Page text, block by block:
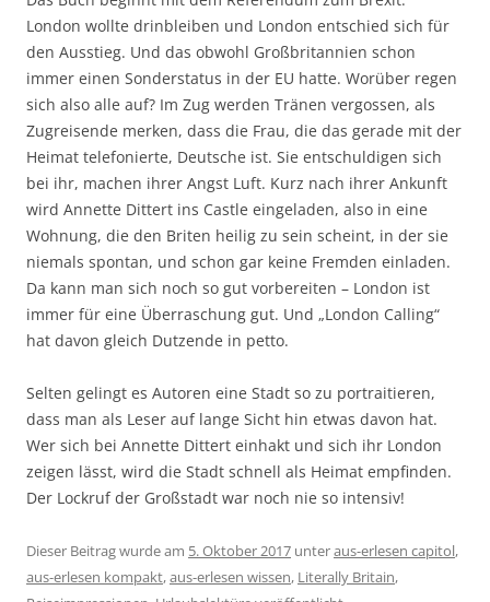
London wollte drinbleiben und London entschied sich für
den Ausstieg. Und das obwohl Großbritannien schon
immer einen Sonderstatus in der EU hatte. Worüber regen
sich also alle auf? Im Zug werden Tränen vergossen, als
Zugreisende merken, dass die Frau, die das gerade mit der
Heimat telefonierte, Deutsche ist. Sie entschuldigen sich
bei ihr, machen ihrer Angst Luft. Kurz nach ihrer Ankunft
wird Annette Dittert ins Castle eingeladen, also in eine
Wohnung, die den Briten heilig zu sein scheint, in der sie
niemals spontan, und schon gar keine Fremden einladen.
Da kann man sich noch so gut vorbereiten – London ist
immer für eine Überraschung gut. Und „London Calling“
hat davon gleich Dutzende in petto.
Selten gelingt es Autoren eine Stadt so zu portraitieren,
dass man als Leser auf lange Sicht hin etwas davon hat.
Wer sich bei Annette Dittert einhakt und sich ihr London
zeigen lässt, wird die Stadt schnell als Heimat empfinden.
Der Lockruf der Großstadt war noch nie so intensiv!
Dieser Beitrag wurde am 5. Oktober 2017 unteraus-erlesen capitol,
aus-erlesen kompakt,aus-erlesen wissen, Literally Britain,